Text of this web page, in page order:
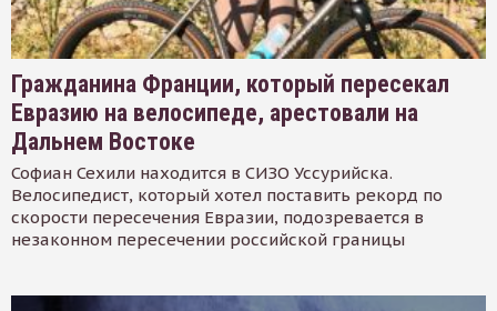
Гражданина Франции, который пересекал
Евразию на велосипеде, арестовали на
Дальнем Востоке
Софиан Сехили находится в СИЗО Уссурийска.
Велосипедист, который хотел поставить рекорд по
скорости пересечения Евразии, подозревается в
незаконном пересечении российской границы